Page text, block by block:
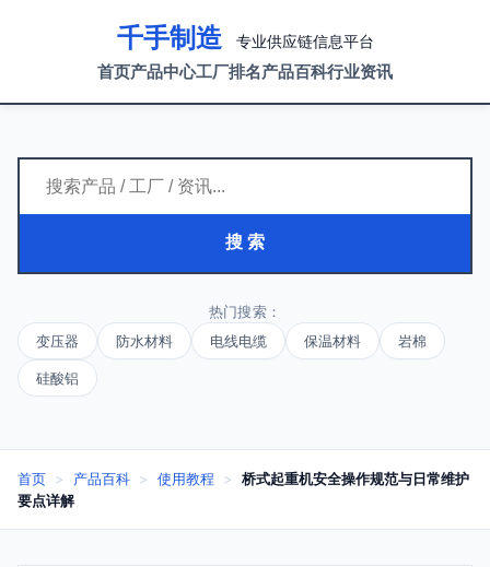
千手制造 专业供应链信息平台
首页产品中心工厂排名产品百科行业资讯
搜 索
热门搜索：
变压器
防水材料 电线电缆 保温材料 岩棉
硅酸铝
首页 > 产品百科 > 使用教程 >
桥式起重机安全操作规范与日常维护
要点详解